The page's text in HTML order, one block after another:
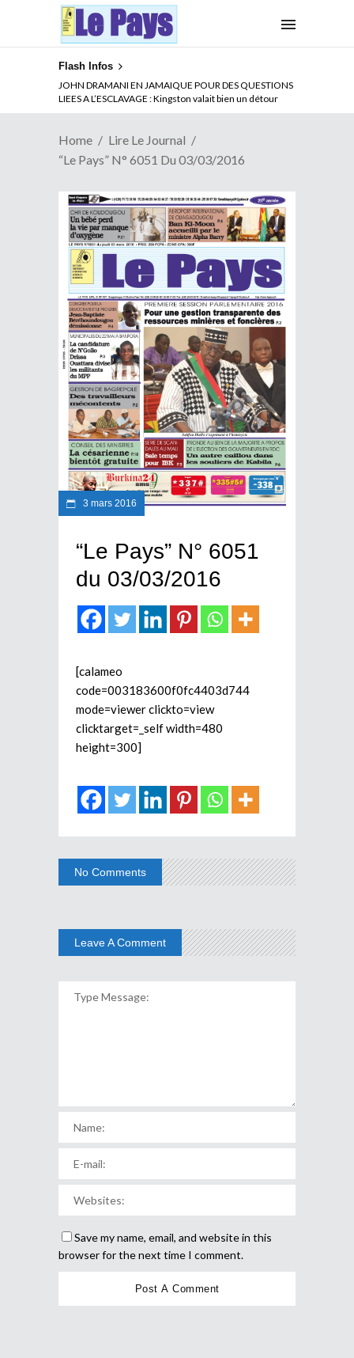
Flash Infos
JOHN DRAMANI EN JAMAIQUE POUR DES QUESTIONS
LIEES A L’ESCLAVAGE : Kingston valait bien un détour
Home
Lire Le Journal
“Le Pays” N° 6051 Du 03/03/2016
3 mars 2016
“Le Pays” N° 6051
du 03/03/2016
[calameo
code=003183600f0fc4403d744
mode=viewer clickto=view
clicktarget=_self width=480
height=300]
No Comments
Leave A Comment
Save my name, email, and website in this
browser for the next time I comment.